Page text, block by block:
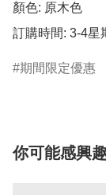
顏色: 原木色
訂購時間: 3-4星
期間限定優惠
你可能感興